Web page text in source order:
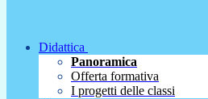
Didattica
Panoramica
Offerta formativa
I progetti delle classi